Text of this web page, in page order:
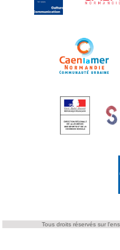
Tous droits réservés sur